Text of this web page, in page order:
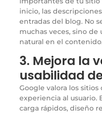
inicio, las
entradas del blog. No
muchas veces, sino de
natural en el
3. Mejora la
usabilidad
Google valora los
experiencia al usuario.
carga rápidos, diseño